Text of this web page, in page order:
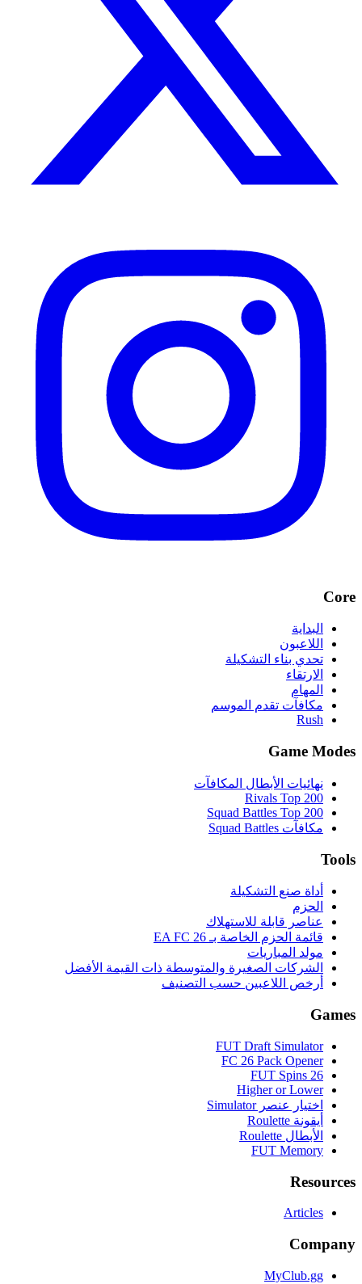
Core
البداية
اللاعبون
تحدي بناء التشكيلة
الارتقاء
المهام
مكافآت تقدم الموسم
Rush
Game Modes
نهائيات الأبطال المكافآت
Rivals Top 200
Squad Battles Top 200
مكافآت Squad Battles
Tools
أداة صنع التشكيلة
الحزم
عناصر قابلة للاستهلاك
قائمة الحزم الخاصة بـ EA FC 26
مولد المباريات
الشركات الصغيرة والمتوسطة ذات القيمة الأفضل
أرخص اللاعبين حسب التصنيف
Games
FUT Draft Simulator
FC 26 Pack Opener
FUT Spins 26
Higher or Lower
اختيار عنصر Simulator
أيقونة Roulette
الأبطال Roulette
FUT Memory
Resources
Articles
Company
MyClub.gg